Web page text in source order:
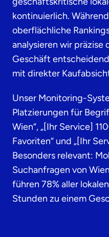
kontinuierlich.
oberflächliche
analysieren wir präzise
Geschäft
mit direkter
Unser Monitoring-
Platzierungen für
Wien“, „[Ihr Service]
Favoriten“ und „[Ihr
Besonders relevant:
Suchanfragen von
führen 78% aller
Stunden zu einem